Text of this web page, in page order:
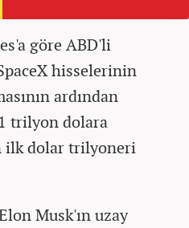
göre ABD'li
hisselerinin
ardından
trilyon dolara
ilk dolar trilyoneri
Musk'ın uzay